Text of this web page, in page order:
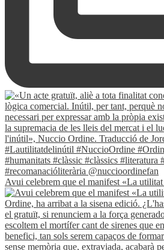
Avui celebrem que el manifest «La utilitat